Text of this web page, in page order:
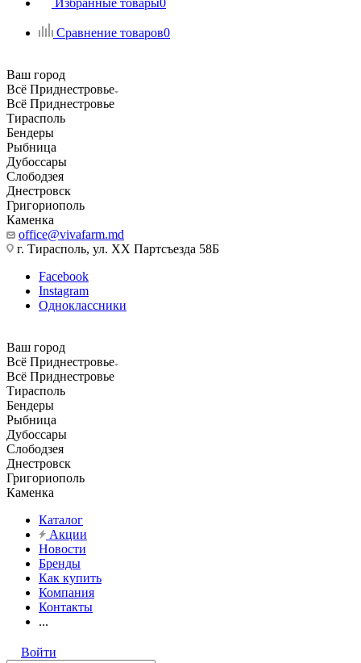
Избранные товары0
Сравнение товаров0
Ваш город
Всё Приднестровье
Всё Приднестровье
Тирасполь
Бендеры
Рыбница
Дубоссары
Слободзея
Днестровск
Григориополь
Каменка
office@vivafarm.md
г. Тирасполь, ул. ХХ Партсъезда 58Б
Facebook
Instagram
Одноклассники
Ваш город
Всё Приднестровье
Всё Приднестровье
Тирасполь
Бендеры
Рыбница
Дубоссары
Слободзея
Днестровск
Григориополь
Каменка
Каталог
Акции
Новости
Бренды
Как купить
Компания
Контакты
...
Войти